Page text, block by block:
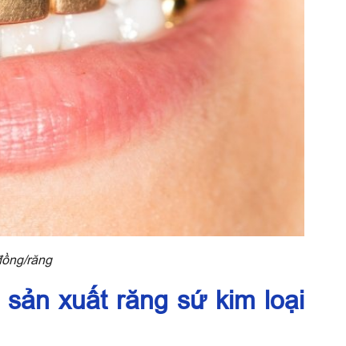
răng
xuất răng sứ kim loại